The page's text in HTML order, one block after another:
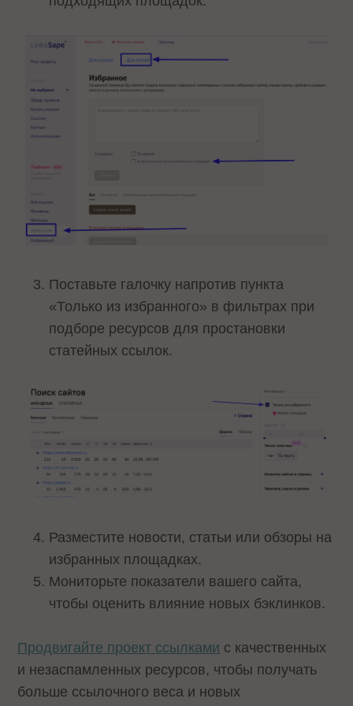
Поставьте галочку напротив пункта
«Только из избранного» в фильтрах при
подборе ресурсов для простановки
статейных ссылок.
Разместите новости, статьи или обзоры на
избранных площадках.
Мониторьте показатели вашего сайта,
чтобы оценить влияние новых бэклинков.
Продвигайте проект ссылками с качественных
и незаспамленных ресурсов, чтобы получать
больше ссылочного веса и новых